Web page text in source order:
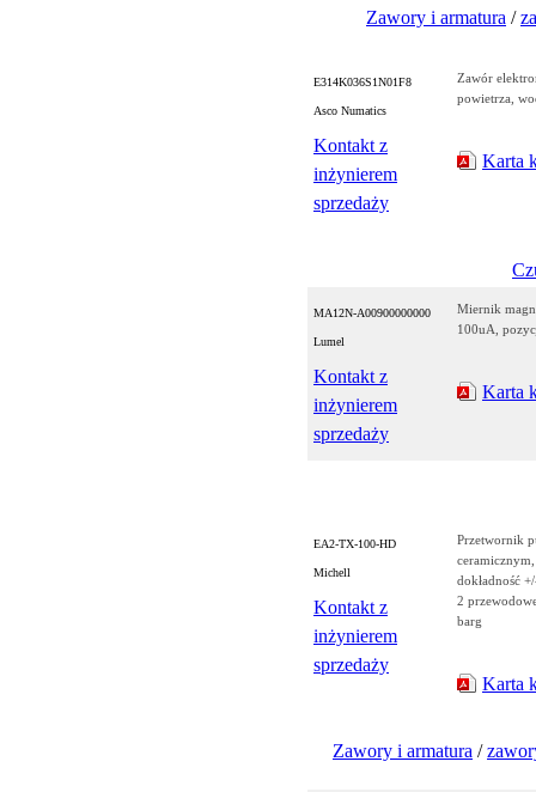
Zawory i armatura /
E314K036S1N01F8
Asco Numatics
Kontakt z
inżynierem
sprzedaży
Zawór
powietrza,
Karta
MA12N-A00900000000
Lumel
Kontakt z
inżynierem
sprzedaży
Miernik
100uA,
Karta
EA2-TX-100-HD
Michell
Kontakt z
inżynierem
sprzedaży
Przetwornik
dokładność
2
barg
Karta
Zawory i armatura /